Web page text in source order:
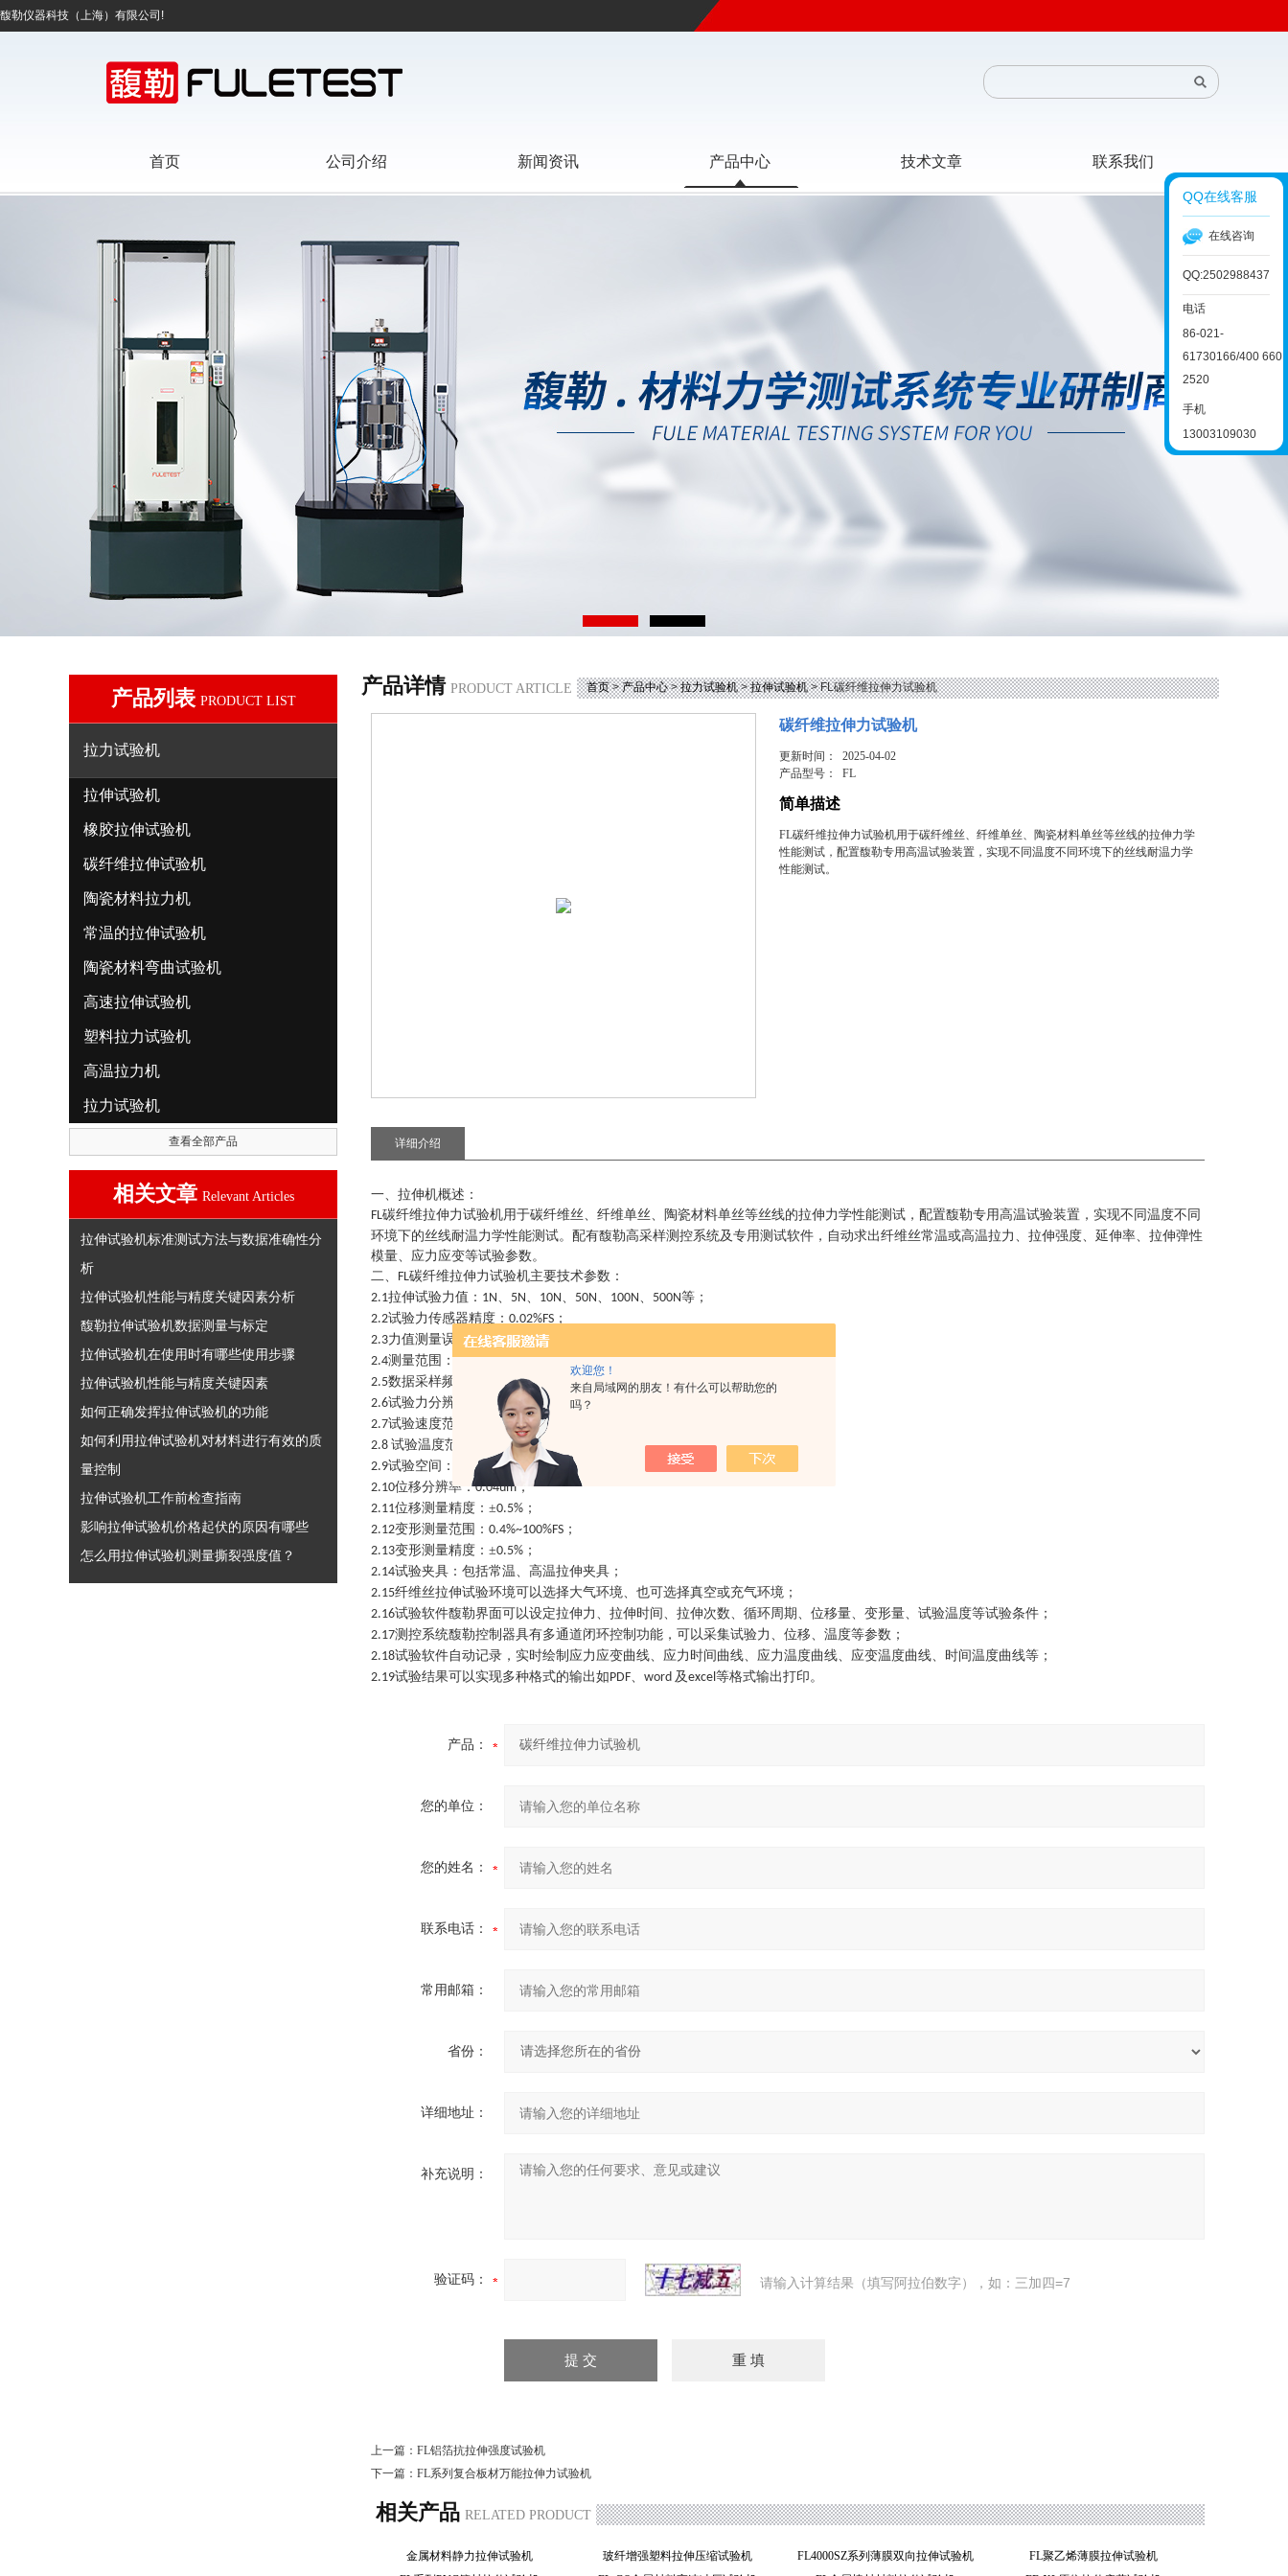
欢迎您！
来自局域网的朋友！有什么可以帮助您的
吗？
馥勒仪器科技（上海）有限公司!
首页 公司介绍 新闻资讯 产品中心 技术文章 联系我们
产品列表 PRODUCT LIST
拉力试验机
拉伸试验机
橡胶拉伸试验机
碳纤维拉伸试验机
陶瓷材料拉力机
常温的拉伸试验机
陶瓷材料弯曲试验机
高速拉伸试验机
塑料拉力试验机
高温拉力机
拉力试验机
查看全部产品
相关文章 Relevant Articles
拉伸试验机标准测试方法与数据准确性分
析
拉伸试验机性能与精度关键因素分析
馥勒拉伸试验机数据测量与标定
拉伸试验机在使用时有哪些使用步骤
拉伸试验机性能与精度关键因素
如何正确发挥拉伸试验机的功能
如何利用拉伸试验机对材料进行有效的质
量控制
拉伸试验机工作前检查指南
影响拉伸试验机价格起伏的原因有哪些
怎么用拉伸试验机测量撕裂强度值？
产品详情 PRODUCT ARTICLE 首页>产品中心>拉力试验机>拉伸试验机> FL碳纤维拉伸力试验机
碳纤维拉伸力试验机
更新时间： 2025-04-02
产品型号：FL
简单描述
FL碳纤维拉伸力试验机用于碳纤维丝、纤维单丝、陶瓷材料单丝等丝线的拉伸力学
性能测试，配置馥勒专用高温试验装置，实现不同温度不同环境下的丝线耐温力学
性能测试。
详细介绍
一、拉伸机概述：
FL碳纤维拉伸力试验机用于碳纤维丝、纤维单丝、陶瓷材料单丝等丝线的拉伸力学性能测试，配置馥勒专用高温试验装置，实现不同温度不同
环境下的丝线耐温力学性能测试。配有馥勒高采样测控系统及专用测试软件，自动求出纤维丝常温或高温拉力、拉伸强度、延伸率、拉伸弹性
模量、应力应变等试验参数。
二、 FL碳纤维拉伸力试验机主要技术参数：
2.1拉伸试验力值： 1N、 5N、 10N、 50N、 100N、 500N等；
2.2试验力传感器精度： 0.02%FS ；
2.3力值测量误差：±0.3%/±0.5%
2.4测量范围：0.2%~100%FS；
2.5数据采样频率：≥ 2000Hz；
2.6试验力分辨力：≥ 1/500000；
2.7试验速度范围： 0.001~1000mm/min
2.8 试验温度范围：常温、高温 ℃、1600℃、1800℃等；
2.9试验空间： 0-1000mm可调节；
2.10位移分辨率：0.04um ；
2.11位移测量精度：±0.5% ；
2.12变形测量范围： 0.4%~100%FS ；
2.13变形测量精度：±0.5% ；
2.14试验夹具：包括常温、高温拉伸夹具；
2.15纤维丝拉伸试验环境可以选择大气环境、也可选择真空或充气环境；
2.16试验软件馥勒界面可以设定拉伸力、拉伸时间、拉伸次数、循环周期、位移量、变形量、试验温度等试验条件；
2.17测控系统馥勒控制器具有多通道闭环控制功能，可以采集试验力、位移、温度等参数；
2.18试验软件自动记录，实时绘制应力应变曲线、应力时间曲线、应力温度曲线、应变温度曲线、时间温度曲线等；
2.19试验结果可以实现多种格式的输出如PDF、 word 及excel等格式输出打印。
产品：
您的单位：
您的姓名：
联系电话：
常用邮箱：
省份：
详细地址：
补充说明：
验证码： 请输入计算结果（填写阿拉伯数字），如：三加四=7
上一篇： FL铝箔抗拉伸强度试验机
下一篇： FL系列复合板材万能拉伸力试验机
相关产品 RELATED PRODUCT
金属材料静力拉伸试验机 玻纤增强塑料拉伸压缩试验机 FL4000SZ系列薄膜双向拉伸试验机
FL聚乙烯薄膜拉伸试验机
QQ在线客服
在线咨询
QQ:2502988437
电话
86-021-
61730166/400 660
2520
手机
13003109030